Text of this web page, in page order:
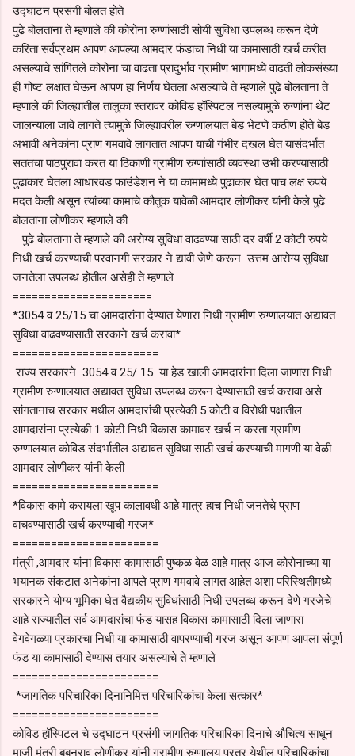
उद्घाटन प्रसंगी बोलत होते
पुढे बोलताना ते म्हणाले की कोरोना रुग्णांसाठी सोयी सुविधा उपलब्ध करून देणे
करिता सर्वप्रथम आपण आपल्या आमदार फंडाचा निधी या कामासाठी खर्च करीत
असल्याचे सांगितले कोरोना चा वाढता प्रादुर्भाव ग्रामीण भागामध्ये वाढती लोकसंख्या
ही गोष्ट लक्षात घेऊन आपण हा निर्णय घेतला असल्याचे ते म्हणाले पुढे बोलताना ते
म्हणाले की जिल्ह्यातील तालुका स्तरावर कोविड हॉस्पिटल नसल्यामुळे रुग्णांना थेट
जालन्याला जावे लागते त्यामुळे जिल्ह्यावरील रुग्णालयात बेड भेटणे कठीण होते बेड
अभावी अनेकांना प्राण गमवावे लागतात आपण याची गंभीर दखल घेत यासंदर्भात
सततचा पाठपुरावा करत या ठिकाणी ग्रामीण रुग्णांसाठी व्यवस्था उभी करण्यासाठी
पुढाकार घेतला आधारवड फाउंडेशन ने या कामामध्ये पुढाकार घेत पाच लक्ष रुपये
मदत केली असून त्यांच्या कामाचे कौतुक यावेळी आमदार लोणीकर यांनी केले पुढे
बोलताना लोणीकर म्हणाले की
पुढे बोलताना ते म्हणाले की अरोग्य सुविधा वाढवण्या साठी दर वर्षी 2 कोटी रुपये
निधी खर्च करण्याची परवानगी सरकार ने द्यावी जेणे करून उत्तम आरोग्य सुविधा
जनतेला उपलब्ध होतील असेही ते म्हणाले
======================
*3054 व 25/15 चा आमदारांना देण्यात येणारा निधी ग्रामीण रुग्णालयात अद्यावत
सुविधा वाढवण्यासाठी सरकाने खर्च करावा*
=======================
राज्य सरकारने 3054 व 25/ 15 या हेड खाली आमदारांना दिला जाणारा निधी
ग्रामीण रुग्णालयात अद्यावत सुविधा उपलब्ध करून देण्यासाठी खर्च करावा असे
सांगतानाच सरकार मधील आमदारांची प्रत्येकी 5 कोटी व विरोधी पक्षातील
आमदारांना प्रत्येकी 1 कोटी निधी विकास कामावर खर्च न करता ग्रामीण
रुग्णालयात कोविड संदर्भातील अद्यावत सुविधा साठी खर्च करण्याची मागणी या वेळी
आमदार लोणीकर यांनी केली
=======================
*विकास कामे करायला खूप कालावधी आहे मात्र हाच निधी जनतेचे प्राण
वाचवण्यासाठी खर्च करण्याची गरज*
=======================
मंत्री ,आमदार यांना विकास कामासाठी पुष्कळ वेळ आहे मात्र आज कोरोनाच्या या
भयानक संकटात अनेकांना आपले प्राण गमवावे लागत आहेत अशा परिस्थितीमध्ये
सरकारने योग्य भूमिका घेत वैद्यकीय सुविधांसाठी निधी उपलब्ध करून देणे गरजेचे
आहे राज्यातील सर्व आमदारांचा फंड यासह विकास कामासाठी दिला जाणारा
वेगवेगळ्या प्रकारचा निधी या कामासाठी वापरण्याची गरज असून आपण आपला संपूर्ण
फंड या कामासाठी देण्यास तयार असल्याचे ते म्हणाले
=======================
*जागतिक परिचारिका दिनानिमित्त परिचारिकांचा केला सत्कार*
=======================
कोविड हॉस्पिटल चे उद्घाटन प्रसंगी जागतिक परिचारिका दिनाचे औचित्य साधून
माजी मंत्री बबनराव लोणीकर यांनी ग्रामीण रुग्णालय परतूर येथील परिचारिकांचा